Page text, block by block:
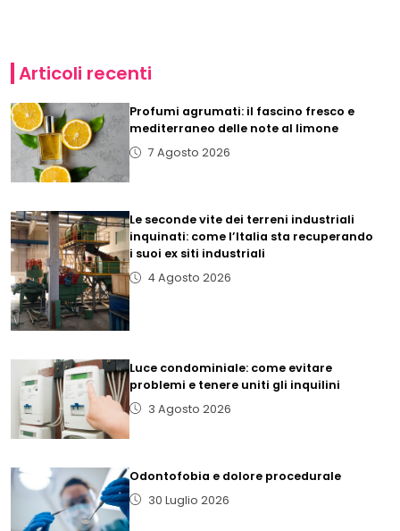
Articoli recenti
Profumi agrumati: il fascino fresco e
mediterraneo delle note al limone
7 Agosto 2026
Le seconde vite dei terreni industriali
inquinati: come l’Italia sta recuperando
i suoi ex siti industriali
4 Agosto 2026
Luce condominiale: come evitare
problemi e tenere uniti gli inquilini
3 Agosto 2026
Odontofobia e dolore procedurale
30 Luglio 2026